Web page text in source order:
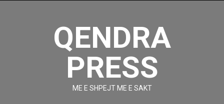
QENDRA
PRESS
ME E SHPEJT ME E SAKT